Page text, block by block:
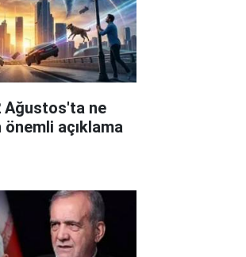
Ağustos'ta ne
açıklama